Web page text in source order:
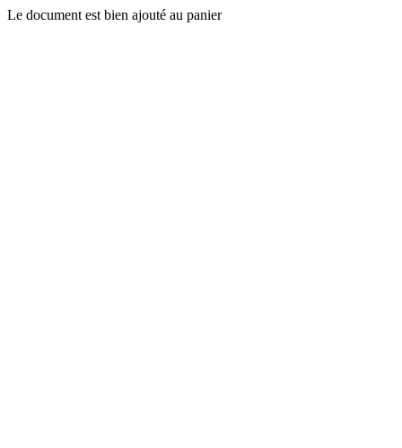
Le document est bien ajouté au panier